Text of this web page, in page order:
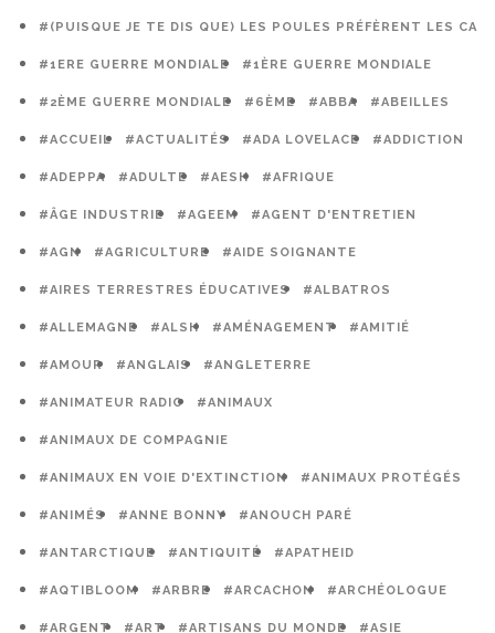
#(PUISQUE JE TE DIS QUE) LES POULES PRÉFÈRENT LES
#1ERE GUERRE MONDIALE #1ÈRE GUERRE MONDIALE
#2ÈME GUERRE MONDIALE #6ÈME #ABBA #ABEILLES
#ACCUEIL #ACTUALITÉS #ADA LOVELACE #ADDICTION
#ADEPPA #ADULTE #AESH #AFRIQUE
#ÂGE INDUSTRIE #AGEEM #AGENT D'ENTRETIEN
#AGN #AGRICULTURE #AIDE SOIGNANTE
#AIRES TERRESTRES ÉDUCATIVES #ALBATROS
#ALLEMAGNE #ALSH #AMÉNAGEMENT #AMITIÉ
#AMOUR #ANGLAIS #ANGLETERRE
#ANIMATEUR RADIO #ANIMAUX
#ANIMAUX DE COMPAGNIE
#ANIMAUX EN VOIE D'EXTINCTION #ANIMAUX PROTÉGÉS
#ANIMÉS #ANNE BONNY #ANOUCH PARÉ
#ANTARCTIQUE #ANTIQUITÉ #APATHEID
#AQTIBLOOM #ARBRE #ARCACHON #ARCHÉOLOGUE
#ARGENT #ART #ARTISANS DU MONDE #ASIE